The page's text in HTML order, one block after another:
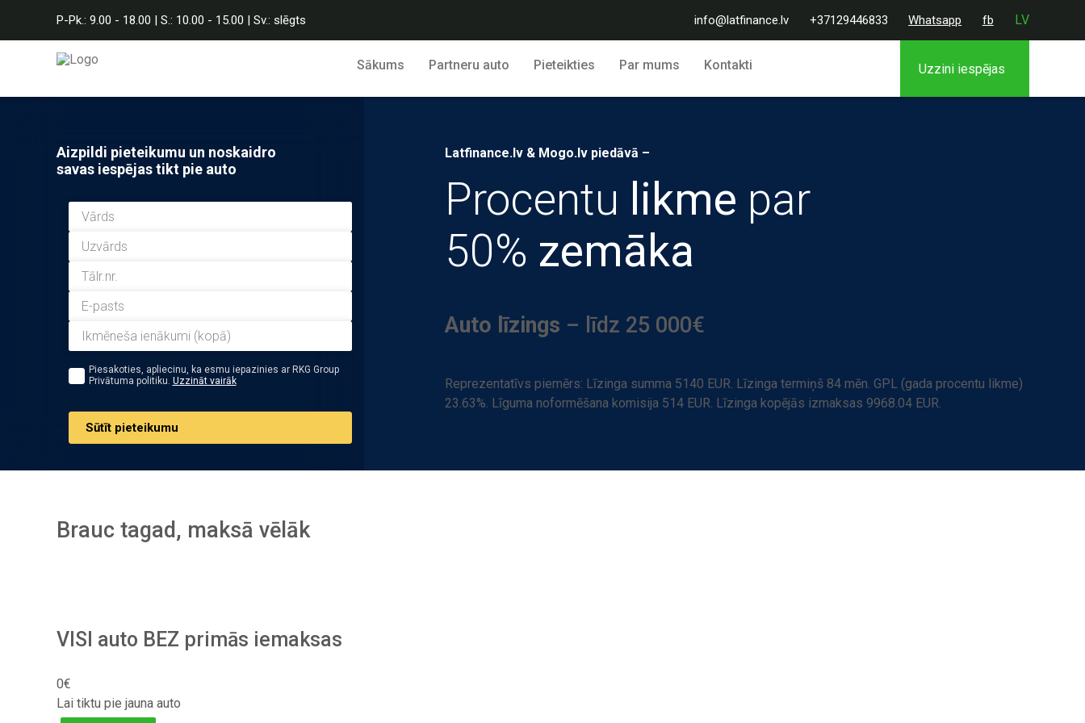
P-Pk.: 9.00 - 18.00 | S.: 10.00 - 15.00 | Sv.: slēgts info@latfinance.lv +37129446833 Whatsapp fb LV
Sākums Partneru auto Pieteikties Par mums Kontakti Uzzini iespējas
Latfinance.lv & Mogo.lv piedāvā –
Procentu likme par
50% zemāka
Auto līzings – līdz 25 000€
Reprezentatīvs piemērs: Līzinga summa 5140 EUR. Līzinga termiņš 84 mēn. GPL (gada procentu likme)
23.63%. Līguma noformēšana komisija 514 EUR. Līzinga kopējās izmaksas 9968.04 EUR.
Aizpildi pieteikumu un noskaidro
savas iespējas tikt pie auto
Piesakoties, apliecinu, ka esmu iepazinies ar RKG Group
Privātuma politiku. Uzzināt vairāk
Sūtīt pieteikumu
Brauc tagad, maksā vēlāk
VISI auto BEZ primās iemaksas
0€
Lai tiktu pie jauna auto